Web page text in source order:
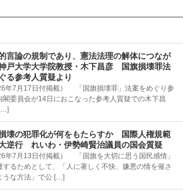
言論の規制であり、憲法法理の解体につなが
戸大学大学院教授・木下昌彦 国旗損壊罪法
る参考人質疑より
年7月17日付掲載） 「国旗損壊罪」法案をめぐり参
閣委員会が14日におこなった参考人質疑での木下昌
壊の犯罪化が何をもたらすか 国際人権規範
逆行 れいわ・伊勢崎賢治議員の国会質疑
年7月13日付掲載） 「国旗を大切に思う国民感情」
するためとして、「人に著しく不快、嫌悪の情を催さ
うな方法」で公 […]